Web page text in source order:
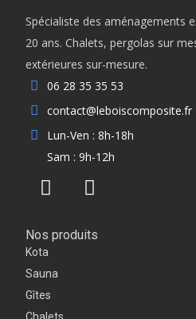
Spécialiste des aménagements
20 ans. Chalets, pergolas sur
extérieures sur-mesure.
06 28 35 35 53
contact@leboiscomposite.fr
Lun-Ven : 8h-18h
Sam : 9h-12h
Nos produits
Kota
Sauna
Gîtes